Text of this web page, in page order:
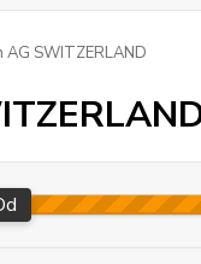
AG SWITZERLAND